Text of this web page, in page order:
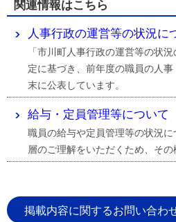
関連情報はこちら
人事行政の運営等の状況に
「市川町人事行政の運営等の状
定に基づき、前年度の職員の人
末に公表しています。
給与・定員管理等について
職員の給与や定員管理等の状況
層のご理解をいただくため、その
掲載内容に関するお問い合わ